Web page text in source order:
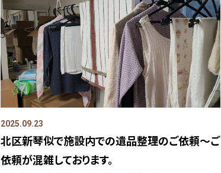
2025.09.23
北区新琴似で施設内での遺品整理のご依頼～ご
依頼が混雑しております。